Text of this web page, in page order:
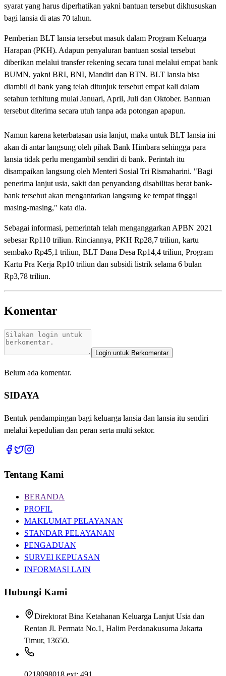
syarat yang harus diperhatikan yakni bantuan tersebut dikhususkan
bagi lansia di atas 70 tahun.
Pemberian BLT lansia tersebut masuk dalam Program Keluarga
Harapan (PKH). Adapun penyaluran bantuan sosial tersebut
diberikan melalui transfer rekening secara tunai melalui empat bank
BUMN, yakni BRI, BNI, Mandiri dan BTN. BLT lansia bisa
diambil di bank yang telah ditunjuk tersebut empat kali dalam
setahun terhitung mulai Januari, April, Juli dan Oktober. Bantuan
tersebut diterima secara utuh tanpa ada potongan apapun.
Namun karena keterbatasan usia lanjut, maka untuk BLT lansia ini
akan di antar langsung oleh pihak Bank Himbara sehingga para
lansia tidak perlu mengambil sendiri di bank. Perintah itu
disampaikan langsung oleh Menteri Sosial Tri Rismaharini. "Bagi
penerima lanjut usia, sakit dan penyandang disabilitas berat bank-
bank tersebut akan mengantarkan langsung ke tempat tinggal
masing-masing," kata dia.
Sebagai informasi, pemerintah telah menganggarkan APBN 2021
sebesar Rp110 triliun. Rinciannya, PKH Rp28,7 triliun, kartu
sembako Rp45,1 triliun, BLT Dana Desa Rp14,4 triliun, Program
Kartu Pra Kerja Rp10 triliun dan subsidi listrik selama 6 bulan
Rp3,78 triliun.
Komentar
Login untuk Berkomentar
Belum ada komentar.
SIDAYA
Bentuk pendampingan bagi keluarga lansia dan lansia itu sendiri
melalui kepedulian dan peran serta multi sektor.
Tentang Kami
BERANDA
PROFIL
MAKLUMAT PELAYANAN
STANDAR PELAYANAN
PENGADUAN
SURVEI KEPUASAN
INFORMASI LAIN
Hubungi Kami
Direktorat Bina Ketahanan Keluarga Lanjut Usia dan
Rentan Jl. Permata No.1, Halim Perdanakusuma Jakarta
Timur, 13650.
0218098018 ext: 491